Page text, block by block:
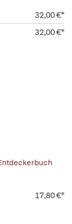
32,00 €*
32,00 €*
17,80 €*